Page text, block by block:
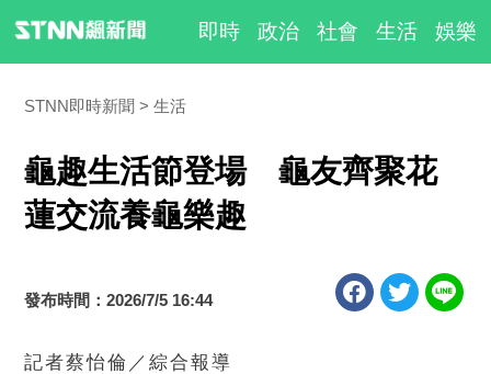
即時 政治 社會 生活 娛樂
STNN即時新聞 生活
龜趣生活節登場 龜友齊聚花
蓮交流養龜樂趣
發布時間：2026/7/5 16:44
記者蔡怡倫／綜合報導